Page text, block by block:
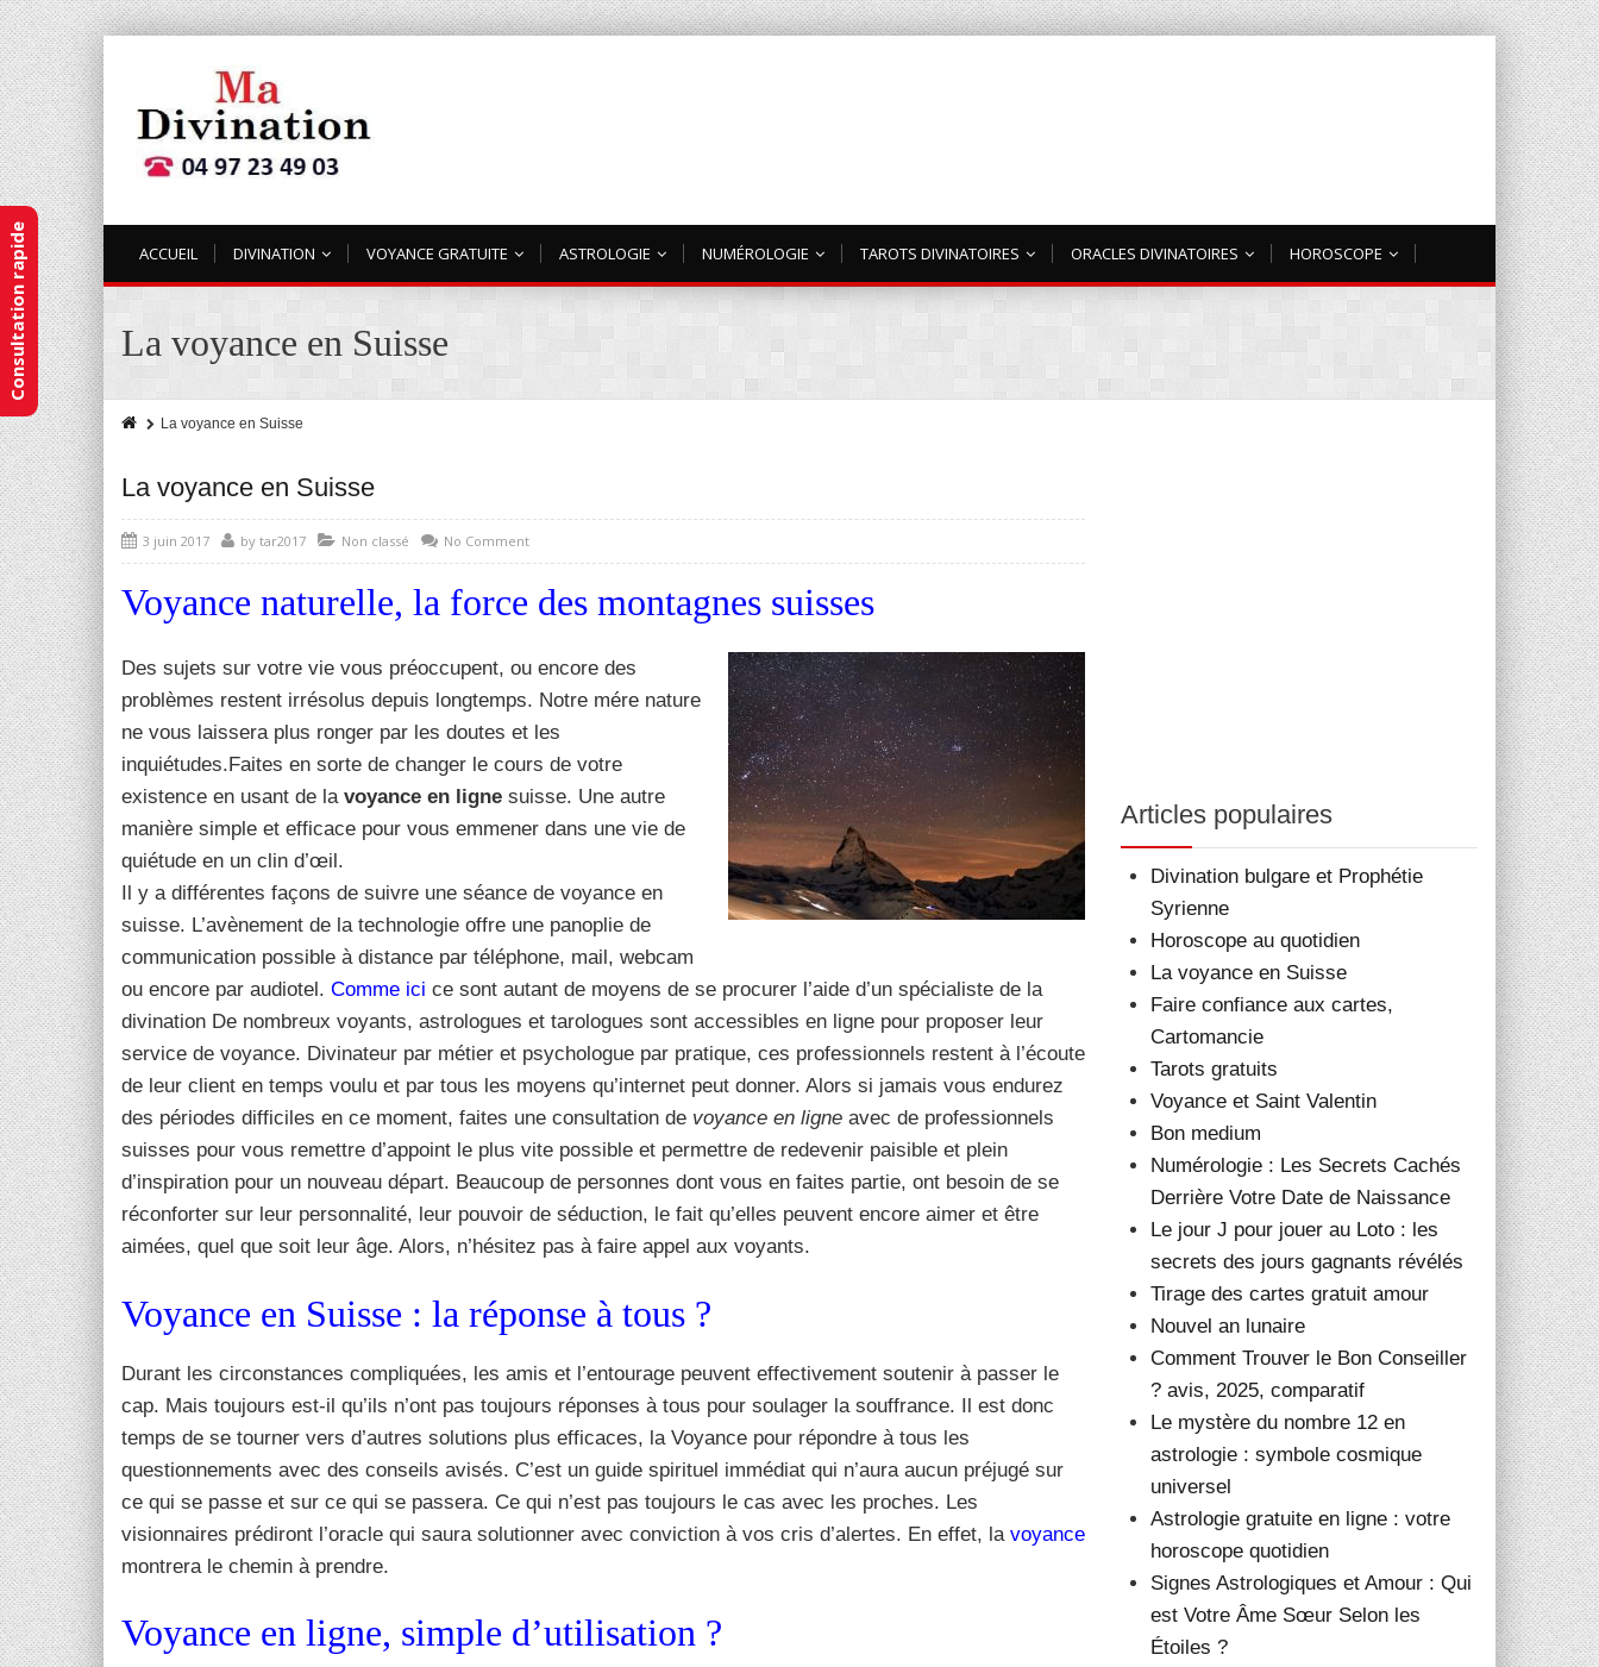
ACCUEIL DIVINATION VOYANCE GRATUITE ASTROLOGIE NUMÉROLOGIE TAROTS DIVINATOIRES ORACLES DIVINATOIRES HOROSCOPE
La voyance en Suisse
La voyance en Suisse
La voyance en Suisse
3 juin 2017 by tar2017 Non classé No Comment
Voyance naturelle, la force des montagnes suisses
Des sujets sur votre vie vous préoccupent, ou encore des
problèmes restent irrésolus depuis longtemps. Notre mére nature
ne vous laissera plus ronger par les doutes et les
inquiétudes.Faites en sorte de changer le cours de votre
existence en usant de la voyance en ligne suisse. Une autre
manière simple et efficace pour vous emmener dans une vie de
quiétude en un clin d’œil.
Il y a différentes façons de suivre une séance de voyance en
suisse. L’avènement de la technologie offre une panoplie de
communication possible à distance par téléphone, mail, webcam
ou encore par audiotel. Comme ici ce sont autant de moyens de se procurer l’aide d’un spécialiste de la
divination De nombreux voyants, astrologues et tarologues sont accessibles en ligne pour proposer leur
service de voyance. Divinateur par métier et psychologue par pratique, ces professionnels restent à l’écoute
de leur client en temps voulu et par tous les moyens qu’internet peut donner. Alors si jamais vous endurez
des périodes difficiles en ce moment, faites une consultation de voyance en ligne avec de professionnels
suisses pour vous remettre d’appoint le plus vite possible et permettre de redevenir paisible et plein
d’inspiration pour un nouveau départ. Beaucoup de personnes dont vous en faites partie, ont besoin de se
réconforter sur leur personnalité, leur pouvoir de séduction, le fait qu’elles peuvent encore aimer et être
aimées, quel que soit leur âge. Alors, n’hésitez pas à faire appel aux voyants.
Voyance en Suisse : la réponse à tous ?
Durant les circonstances compliquées, les amis et l’entourage peuvent effectivement soutenir à passer le
cap. Mais toujours est-il qu’ils n’ont pas toujours réponses à tous pour soulager la souffrance. Il est donc
temps de se tourner vers d’autres solutions plus efficaces, la Voyance pour répondre à tous les
questionnements avec des conseils avisés. C’est un guide spirituel immédiat qui n’aura aucun préjugé sur
ce qui se passe et sur ce qui se passera. Ce qui n’est pas toujours le cas avec les proches. Les
visionnaires prédiront l’oracle qui saura solutionner avec conviction à vos cris d’alertes. En effet, la voyance
montrera le chemin à prendre.
Voyance en ligne, simple d’utilisation ?
Articles populaires
Divination bulgare et Prophétie
Syrienne
Horoscope au quotidien
La voyance en Suisse
Faire confiance aux cartes,
Cartomancie
Tarots gratuits
Voyance et Saint Valentin
Bon medium
Numérologie : Les Secrets Cachés
Derrière Votre Date de Naissance
Le jour J pour jouer au Loto : les
secrets des jours gagnants révélés
Tirage des cartes gratuit amour
Nouvel an lunaire
Comment Trouver le Bon Conseiller
? avis, 2025, comparatif
Le mystère du nombre 12 en
astrologie : symbole cosmique
universel
Astrologie gratuite en ligne : votre
horoscope quotidien
Signes Astrologiques et Amour : Qui
est Votre Âme Sœur Selon les
Étoiles ?
Consultation rapide